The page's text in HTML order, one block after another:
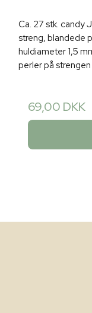
Ca. 27 stk. candy
streng, blandede
huldiameter 1,5
perler på
69,00 DKK